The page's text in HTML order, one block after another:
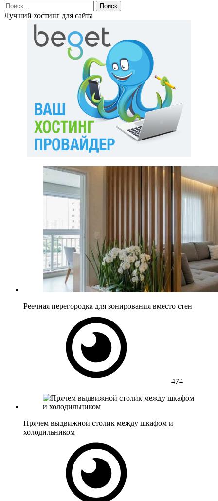
Найти:
Лучший хостинг для сайта
Реечная перегородка для зонирования вместо стен
474
Прячем выдвижной столик между шкафом и
холодильником